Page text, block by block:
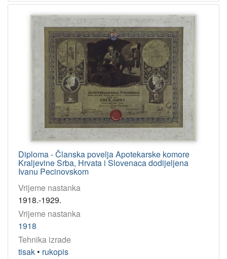
Diploma - Članska povelja Apotekarske komore
Kraljevine Srba, Hrvata i Slovenaca dodijeljena
Ivanu Pecinovskom
Vrijeme nastanka
1918.-1929.
Vrijeme nastanka
1918
Tehnika izrade
tisak • rukopis